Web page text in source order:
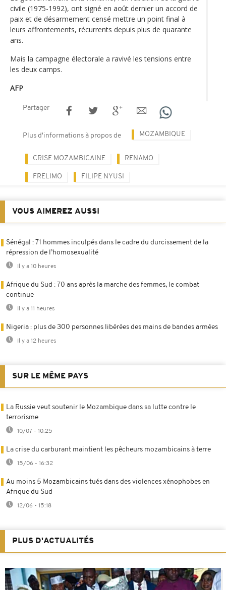
civile (1975-1992), ont signé en août dernier un accord de
paix et de désarmement censé mettre un point final à
leurs affrontements, récurrents depuis plus de quarante
ans.
Mais la campagne électorale a ravivé les tensions entre
les deux camps.
AFP
Partager
Plus d'informations à propos de MOZAMBIQUE
CRISE MOZAMBICAINE RENAMO
FRELIMO FILIPE NYUSI
VOUS AIMEREZ AUSSI
Sénégal : 71 hommes inculpés dans le cadre du durcissement de la
répression de l’homosexualité
Il y a 10 heures
Afrique du Sud : 70 ans après la marche des femmes, le combat
continue
Il y a 11 heures
Nigeria : plus de 300 personnes libérées des mains de bandes armées
Il y a 12 heures
SUR LE MÊME PAYS
La Russie veut soutenir le Mozambique dans sa lutte contre le
terrorisme
10/07 - 10:25
La crise du carburant maintient les pêcheurs mozambicains à terre
15/06 - 16:32
Au moins 5 Mozambicains tués dans des violences xénophobes en
Afrique du Sud
12/06 - 15:18
PLUS D'ACTUALITÉS